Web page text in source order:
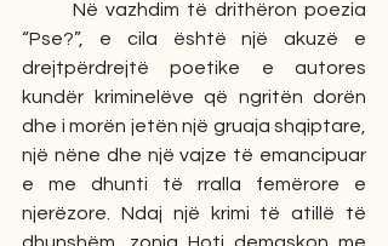
Në vazhdim të drithëron poezia
“Pse?”, e cila është një akuzë e
drejtpërdrejtë poetike e autores
kundër kriminelëve që ngritën dorën
dhe i morën jetën një gruaja shqiptare,
një nëne dhe një vajze të emancipuar
e me dhunti të rralla femërore e
njerëzore. Ndaj një krimi të atillë të